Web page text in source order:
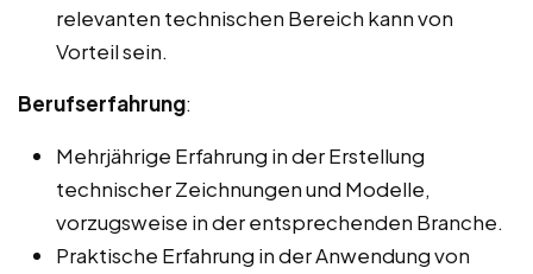
relevanten technischen Bereich kann von
Vorteil sein.
Berufserfahrung:
Mehrjährige Erfahrung in der Erstellung
technischer Zeichnungen und Modelle,
vorzugsweise in der entsprechenden Branche.
Praktische Erfahrung in der Anwendung von